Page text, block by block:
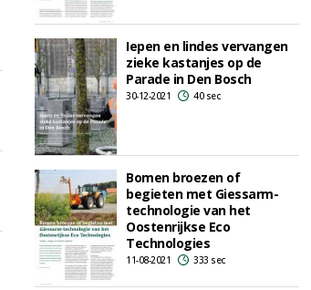
Iepen en lindes vervangen
zieke kastanjes op de
Parade in Den Bosch
30-12-2021 40 sec
Bomen broezen of
begieten met Giessarm-
technologie van het
Oostenrijkse Eco
Technologies
11-08-2021 333 sec